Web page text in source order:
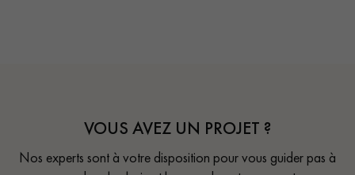
VOUS AVEZ UN PROJET ?
Nos experts sont à votre disposition pour vous guider pas à